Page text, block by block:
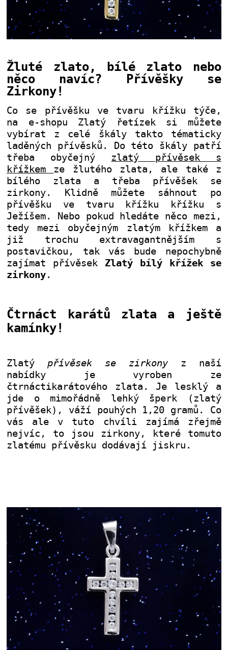
Žluté zlato, bílé zlato nebo
něco navíc? Přívěšky se
Zirkony!
Co se přívěšku ve tvaru křížku týče,
na e-shopu Zlatý řetízek si můžete
vybírat z celé škály takto tématicky
laděných přívěsků. Do této škály patří
třeba obyčejný zlatý přívěsek s
křížkem ze žlutého zlata, ale také z
bílého zlata a třeba přívěšek se
zirkony. Klidně můžete sáhnout po
přívěšku ve tvaru křížku křížku s
Ježíšem. Nebo pokud hledáte něco mezi,
tedy mezi obyčejným zlatým křížkem a
již trochu extravagantnějším s
postavičkou, tak vás bude nepochybně
zajímat přívěsek Zlatý bílý křížek se
zirkony.
Čtrnáct karátů zlata a ještě
kamínky!
Zlatý přívěsek se zirkonyz naší
nabídky je vyroben ze
čtrnáctikarátového zlata. Je lesklý a
jde o mimořádně lehký šperk (zlatý
přívěšek), váží pouhých 1,20 gramů. Co
vás ale v tuto chvíli zajímá zřejmě
nejvíc, to jsou zirkony, které tomuto
zlatému přívěsku dodávají jiskru .